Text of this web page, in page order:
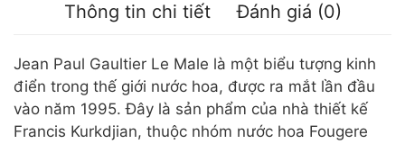
Thông tin chi tiết Đánh giá (0)
Jean Paul Gaultier Le Male là một biểu tượng kinh
điển trong thế giới nước hoa, được ra mắt lần đầu
vào năm 1995. Đây là sản phẩm của nhà thiết kế
Francis Kurkdjian, thuộc nhóm nước hoa Fougere